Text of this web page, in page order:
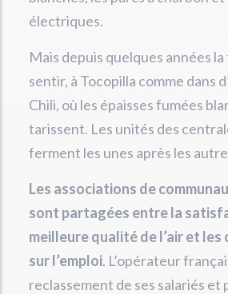
électriques.
Mais depuis quelques années
sentir, à Tocopilla comme dans
Chili, où les épaisses fumées
tarissent. Les unités des
ferment les unes après les
Les associations de
sont partagées entre la
meilleure qualité de l’air et les
sur l’emploi. L’opérateur
reclassement de ses salariés et